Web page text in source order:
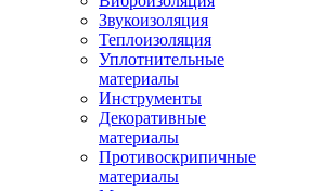
Звукоизоляция
Теплоизоляция
Уплотнительные
материалы
Инструменты
Декоративные
материалы
Противоскрипичные
материалы